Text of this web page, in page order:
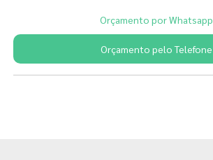
Orçamento por Whatsapp
Orçamento pelo Telefone